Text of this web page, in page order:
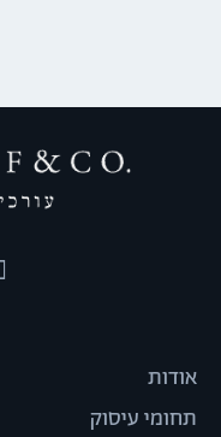
אודות
תחומי עיסוק